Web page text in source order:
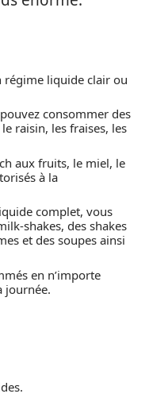
régime liquide clair ou
consommer des
raisin, les fraises, les
aux fruits, le miel, le
à la
complet, vous
shakes, des shakes
et des soupes ainsi
en n’importe
journée.